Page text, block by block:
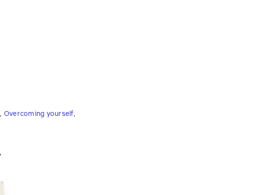
, Overcoming yourself,